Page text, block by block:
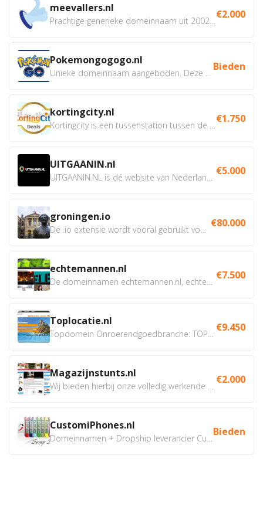
meevallers.nl €2.000
Pokemongogogo.nl Bieden
kortingcity.nl €1.750
UITGAANIN.nl €5.000
groningen.io €80.000
echtemannen.nl €7.500
Toplocatie.nl €9.450
Magazijnstunts.nl €2.000
CustomiPhones.nl Bieden